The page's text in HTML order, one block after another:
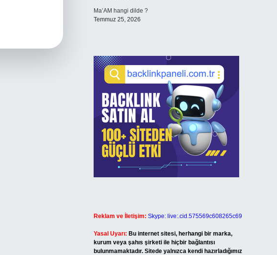
Ma’AM hangi dilde ?
Temmuz 25, 2026
Reklam ve İletişim: Skype: live:.cid.575569c608265c69
Yasal Uyarı: Bu internet sitesi, herhangi bir marka,
kurum veya şahıs şirketi ile hiçbir bağlantısı
bulunmamaktadır. Sitede yalnızca kendi hazırladığımız